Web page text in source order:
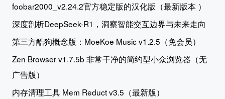
foobar2000_v2.24.2官方稳定版的汉化版（最新版本 ）
深度剖析DeepSeek-R1，洞察智能交互边界与未来走向
第三方酷狗概念版：MoeKoe Music v1.2.5（免会员）
Zen Browser v1.7.5b 非常干净的简约型小众浏览器（无
广告版）
内存清理工具 Mem Reduct v3.5（最新版）